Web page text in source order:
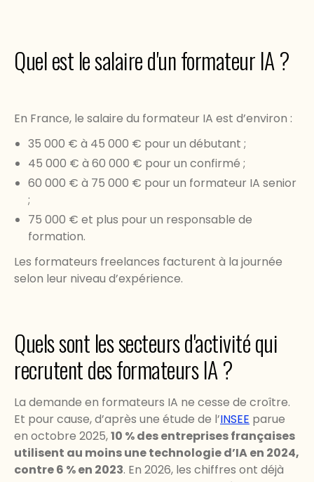
Quel est le salaire d'un formateur IA ?
En France, le salaire du formateur IA est d’environ :
35 000 € à 45 000 € pour un débutant ;
45 000 € à 60 000 € pour un confirmé ;
60 000 € à 75 000 € pour un formateur IA senior
;
75 000 € et plus pour un responsable de
formation.
Les formateurs freelances facturent à la journée
selon leur niveau d’expérience.
Quels sont les secteurs d'activité qui
recrutent des formateurs IA ?
La demande en formateurs IA ne cesse de croître.
Et pour cause, d’après une étude de l’INSEE parue
en octobre 2025,10 % des entreprises françaises
utilisent au moins une technologie d’IA en 2024,
contre 6 % en 2023. En 2026, les chiffres ont déjà